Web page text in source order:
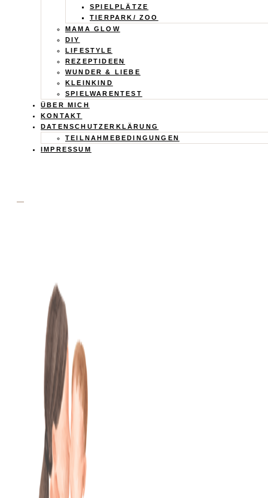
SPIELPLÄTZE
TIERPARK/ ZOO
MAMA GLOW
DIY
LIFESTYLE
REZEPTIDEEN
WUNDER & LIEBE
KLEINKIND
SPIELWARENTEST
ÜBER MICH
KONTAKT
DATENSCHUTZERKLÄRUNG
TEILNAHMEBEDINGUNGEN
IMPRESSUM